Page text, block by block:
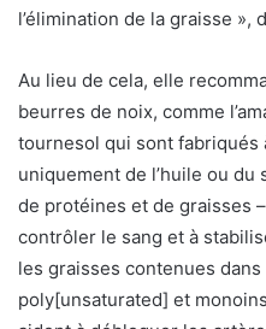
l’élimination de la graisse »,
Au lieu de cela, elle
beurres de noix, comme
tournesol qui sont fabriqués
uniquement de l’huile ou
de protéines et de graisses
contrôler le sang et à
les graisses contenues
poly[unsaturated] et